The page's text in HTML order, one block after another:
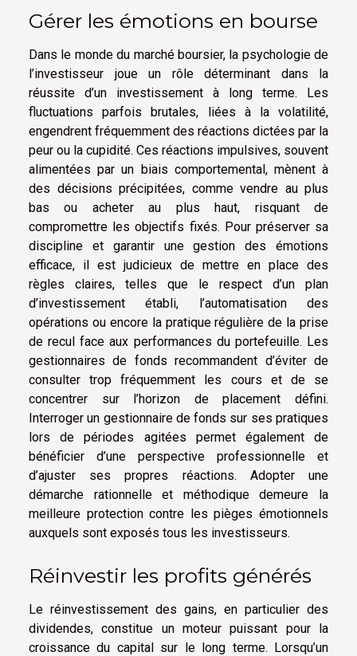
Gérer les émotions en bourse
Dans le monde du marché boursier, la psychologie de
l’investisseur joue un rôle déterminant dans la
réussite d’un investissement à long terme. Les
fluctuations parfois brutales, liées à la volatilité,
engendrent fréquemment des réactions dictées par la
peur ou la cupidité. Ces réactions impulsives, souvent
alimentées par un biais comportemental, mènent à
des décisions précipitées, comme vendre au plus
bas ou acheter au plus haut, risquant de
compromettre les objectifs fixés. Pour préserver sa
discipline et garantir une gestion des émotions
efficace, il est judicieux de mettre en place des
règles claires, telles que le respect d’un plan
d’investissement établi, l’automatisation des
opérations ou encore la pratique régulière de la prise
de recul face aux performances du portefeuille. Les
gestionnaires de fonds recommandent d’éviter de
consulter trop fréquemment les cours et de se
concentrer sur l’horizon de placement défini.
Interroger un gestionnaire de fonds sur ses pratiques
lors de périodes agitées permet également de
bénéficier d’une perspective professionnelle et
d’ajuster ses propres réactions. Adopter une
démarche rationnelle et méthodique demeure la
meilleure protection contre les pièges émotionnels
auxquels sont exposés tous les investisseurs.
Réinvestir les profits générés
Le réinvestissement des gains, en particulier des
dividendes, constitue un moteur puissant pour la
croissance du capital sur le long terme. Lorsqu’un